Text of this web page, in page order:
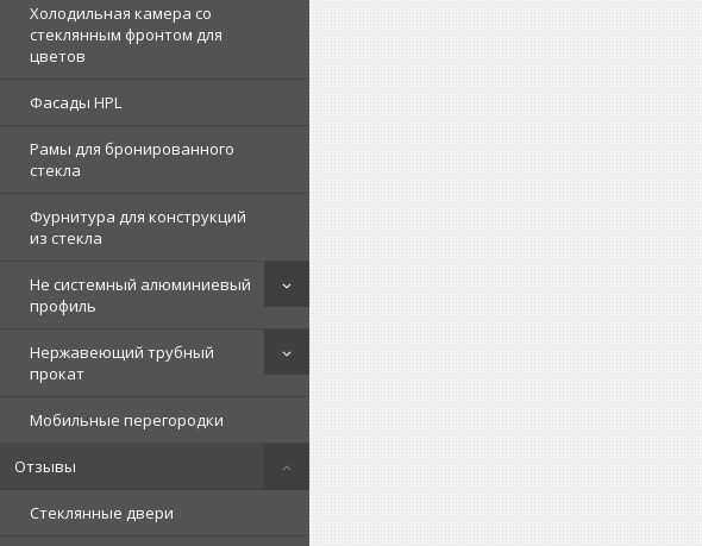
Холодильная камера со
стеклянным фронтом для
цветов
Фасады HPL
Рамы для бронированного
стекла
Фурнитура для конструкций
из стекла
Не системный алюминиевый
профиль
Нержавеющий трубный
прокат
Мобильные перегородки
Отзывы
Стеклянные двери